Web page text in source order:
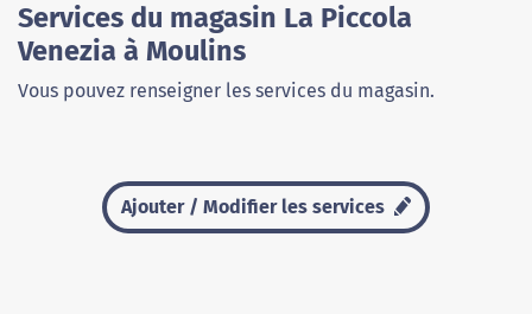
Services du magasin La Piccola
Venezia à Moulins
Vous pouvez renseigner les services du magasin.
Ajouter / Modifier les services